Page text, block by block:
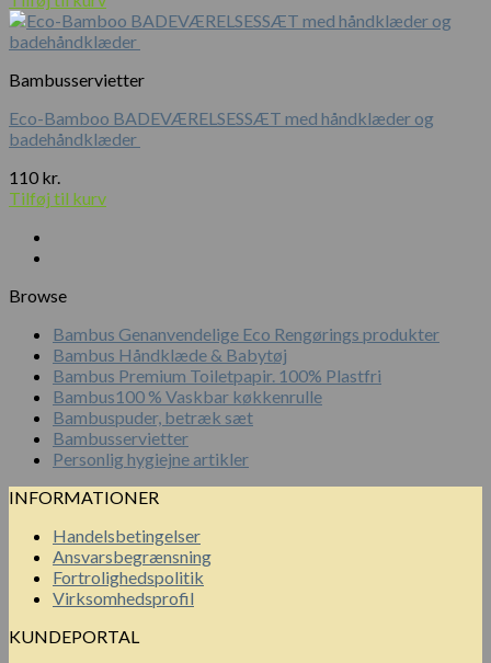
pris
var:
pris
er:
Bambusservietter
Eco-Bamboo BADEVÆRELSESSÆT med håndklæder og
badehåndklæder
110 kr.
Tilføj til kurv
Browse
Bambus Genanvendelige Eco Rengørings produkter
Bambus Håndklæde & Babytøj
Bambus Premium Toiletpapir. 100% Plastfri
Bambus100 % Vaskbar køkkenrulle
Bambuspuder, betræk sæt
Bambusservietter
Personlig hygiejne artikler
INFORMATIONER
Handelsbetingelser
Ansvarsbegrænsning
Fortrolighedspolitik
Virksomhedsprofil
KUNDEPORTAL